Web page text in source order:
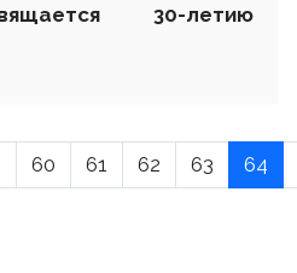
30-летию
60 61 62 63 64